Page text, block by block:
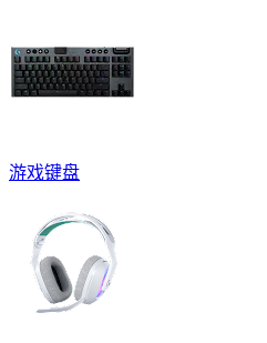
游戏键盘